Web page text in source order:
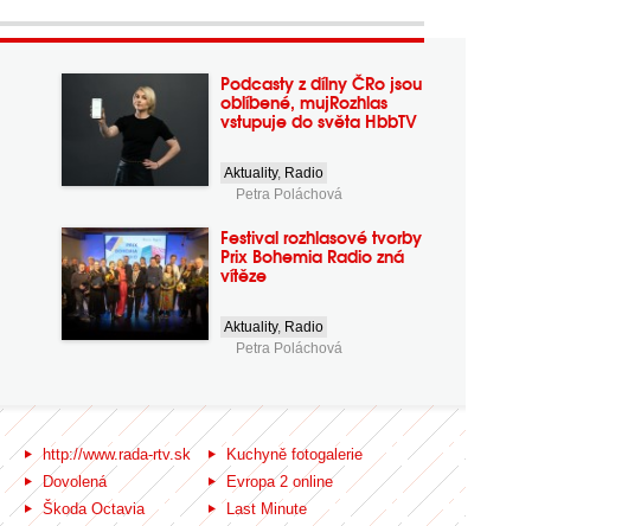
Podcasty z dílny ČRo jsou
oblíbené, mujRozhlas
vstupuje do světa HbbTV
Aktuality, Radio
Petra Poláchová
Festival rozhlasové tvorby
Prix Bohemia Radio zná
vítěze
Aktuality, Radio
Petra Poláchová
http://www.rada-rtv.sk
Kuchyně fotogalerie
Dovolená
Evropa 2 online
Škoda Octavia
Last Minute